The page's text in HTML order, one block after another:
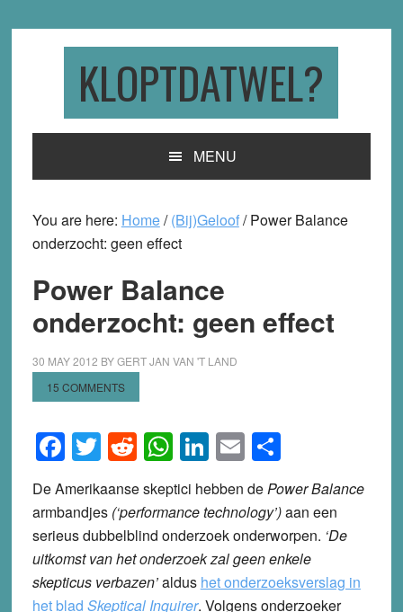
KLOPTDATWEL?
MENU
You are here: Home/ (Bij)Geloof/Power Balance
onderzocht: geen effect
Power Balance
onderzocht: geen effect
30 MAY 2012 BYGERT JAN VAN 'T LAND
15 COMMENTS
Facebook
Twitter
Reddit
WhatsApp
LinkedIn
EmailShare
De Amerikaanse skeptici hebben dePower Balance
armbandjes (‘performance technology’)aan een
serieus dubbelblind onderzoek onderworpen. ‘De
uitkomst van het onderzoek zal geen enkele
skepticus verbazen’aldus het onderzoeksverslag in
het blad Skeptical Inquirer. Volgens onderzoeker